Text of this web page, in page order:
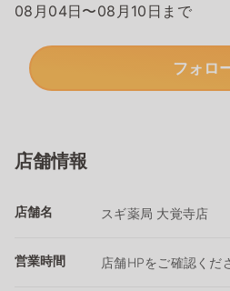
08月04日〜08月10日まで
フォロ
店舗情報
店舗名 スギ薬局 大覚寺店
営業時間 店舗HPをご確認くだ